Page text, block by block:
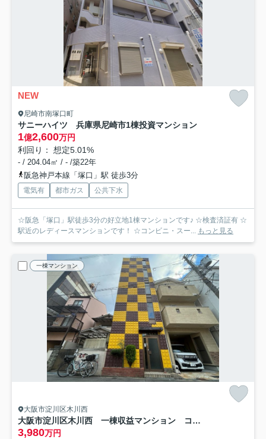
NEW
尼崎市南塚口町
サニーハイツ 兵庫県尼崎市1棟投資マンション
1億2,600万円
利回り： 想定5.01%
- / 204.04㎡ / - /築22年
阪急神戸本線「塚口」駅 徒歩3分
電気有 都市ガス 公共下水
☆阪急「塚口」駅徒歩3分の好立地1棟マンションです♪ ☆検査済証有 ☆
駅近のレディースマンションです！ ☆コンビニ・スー...
もっと見る
一棟マンション
大阪市淀川区木川西
大阪市淀川区木川西 一棟収益マンション コーポ木川
3,980万円